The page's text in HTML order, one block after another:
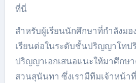
ที่นี่
สำหรับผู้เรียนนักศึกษาที่กำลังม
เรียนต่อในระดับชั้นปริญญาโทป
ปริญญาเอกเสนอแนะให้มาศึกษ
สวนสุนันทา ซึ่งเรามีทีมเจ้าหน้า